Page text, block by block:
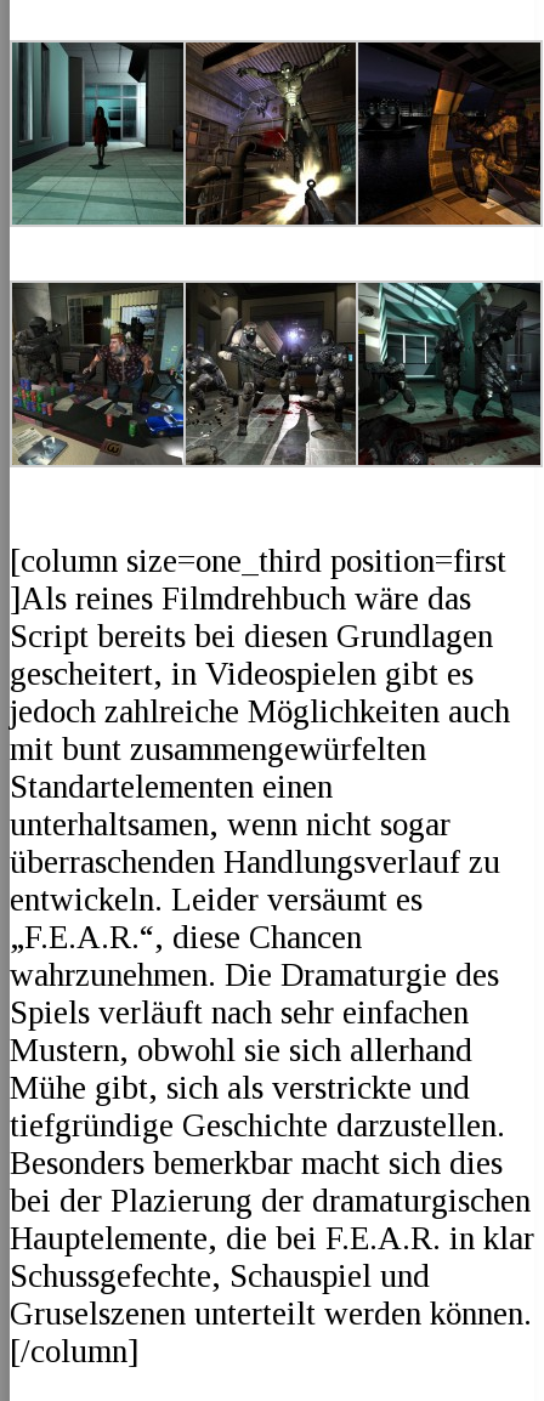
[column size=one_third position=first
]Als reines Filmdrehbuch wäre das
Script bereits bei diesen Grundlagen
gescheitert, in Videospielen gibt es
jedoch zahlreiche Möglichkeiten auch
mit bunt zusammengewürfelten
Standartelementen einen
unterhaltsamen, wenn nicht sogar
überraschenden Handlungsverlauf zu
entwickeln. Leider versäumt es
„F.E.A.R.“, diese Chancen
wahrzunehmen. Die Dramaturgie des
Spiels verläuft nach sehr einfachen
Mustern, obwohl sie sich allerhand
Mühe gibt, sich als verstrickte und
tiefgründige Geschichte darzustellen.
Besonders bemerkbar macht sich dies
bei der Plazierung der dramaturgischen
Hauptelemente, die bei F.E.A.R. in klar
Schussgefechte, Schauspiel und
Gruselszenen unterteilt werden können.
[/column]